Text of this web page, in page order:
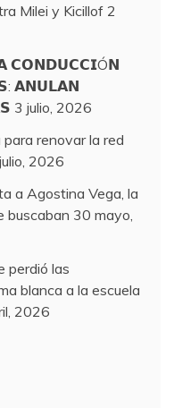
Milei y Kicillof 2
𝗖𝗢𝗡𝗗𝗨𝗖𝗖𝗜Ó𝗡
𝗔𝗡𝗨𝗟𝗔𝗡
3 julio, 2026
renovar la red
2026
a Agostina Vega, la
buscaban 30 mayo,
perdió las
blanca a la escuela
2026